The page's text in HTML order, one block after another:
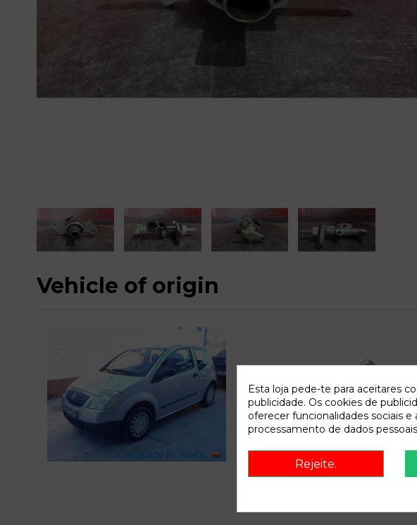
Vehicle of origin
Esta loja pede-te para aceitares
publicidade. Os cookies de
oferecer funcionalidades sociais
processamento de dados
Rejeite.